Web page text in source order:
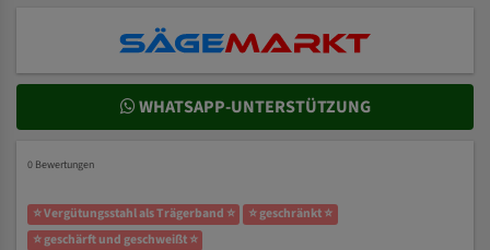
WHATSAPP-UNTERSTÜTZUNG
0 Bewertungen
⭐ Vergütungsstahl als Trägerband ⭐
⭐ geschränkt ⭐
⭐ geschärft und geschweißt ⭐